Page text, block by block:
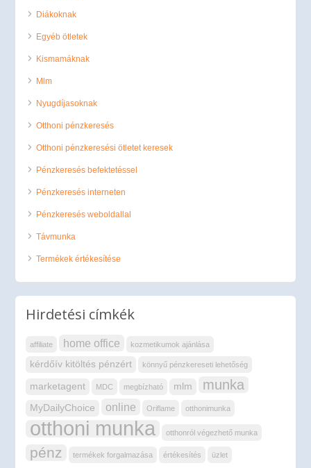
Diákoknak
Egyéb ötletek
Kismamáknak
Mlm
Nyugdíjasoknak
Otthoni pénzkeresés
Otthoni pénzkeresési ötletet keresek
Pénzkeresés befektetéssel
Pénzkeresés interneten
Pénzkeresés weboldallal
Távmunka
Termékek értékesítése
Hirdetési címkék
affiliate home office kozmetikumok ajánlása
kérdőív kitöltés pénzért könnyű pénzkereseti lehetőség
marketagent MDC megbízható mlm munka
MyDailyChoice online Oriflame otthonimunka
otthoni munka otthonról végezhető munka
pénz termékek forgalmazása értékesítés üzlet